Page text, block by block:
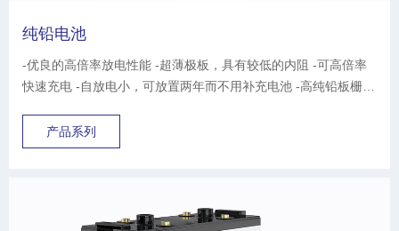
纯铅电池
-优良的高倍率放电性能 -超薄极板，具有较低的内阻 -可高倍率
快速充电 -自放电小，可放置两年而不用补充电池 -高纯铅板栅，
产品系列